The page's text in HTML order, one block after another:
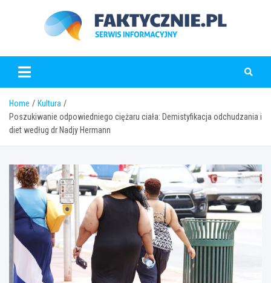
faktycznie.pl
Home
Kultura
Poszukiwanie odpowiedniego ciężaru ciała: Demistyfikacja odchudzania i
diet według dr Nadjy Hermann